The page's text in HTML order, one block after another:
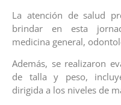
La atención de salud
brindar en esta
medicina general,
Además, se realizaron
de talla y peso,
dirigida a los niveles de